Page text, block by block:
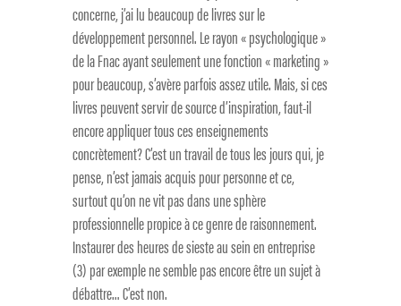
concerne, j’ai lu beaucoup de livres sur le
développement personnel. Le rayon « psychologique »
de la Fnac ayant seulement une fonction « marketing »
pour beaucoup, s’avère parfois assez utile. Mais, si ces
livres peuvent servir de source d’inspiration, faut-il
encore appliquer tous ces enseignements
concrètement? C’est un travail de tous les jours qui, je
pense, n’est jamais acquis pour personne et ce,
surtout qu’on ne vit pas dans une sphère
professionnelle propice à ce genre de raisonnement.
Instaurer des heures de sieste au sein en entreprise
(3) par exemple ne semble pas encore être un sujet à
débattre… C’est non.